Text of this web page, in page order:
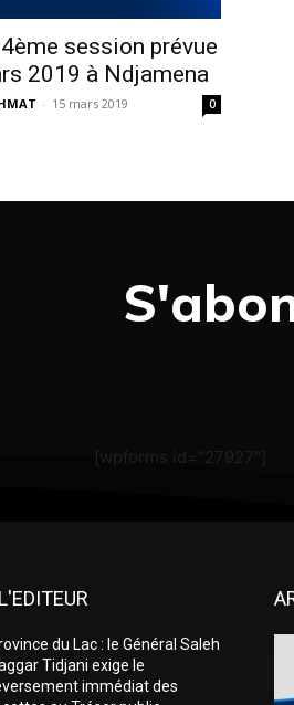
session prévue
2019 à Ndjamena
- 15 mars 2019 0
[wpforms id="27927"]
du Lac : le Général Saleh
Tidjani exige le
immédiat des